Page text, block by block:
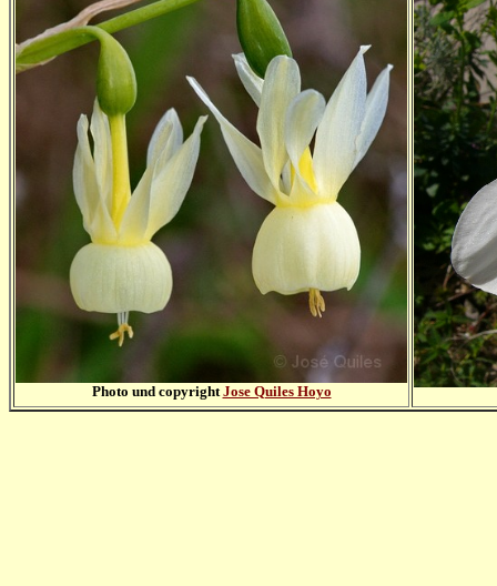
Photo und copyrightJose Quiles Hoyo